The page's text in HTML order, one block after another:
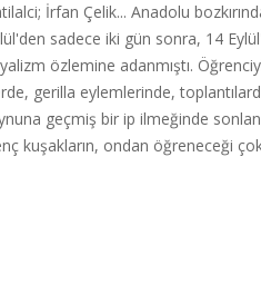
İrfan Çelik... Anadolu
sadece iki gün sonra, 14
özlemine adanmıştı.
gerilla eylemlerinde,
geçmiş bir ip ilmeğinde
kuşakların, ondan öğreneceği